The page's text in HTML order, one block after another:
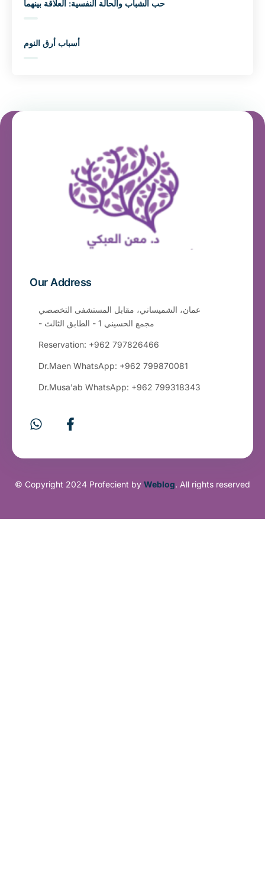
حب الشباب والحالة النفسية: العلاقة بينهما
أسباب أرق النوم
Our Address
عمان، الشميساني، مقابل المستشفى التخصصي
- مجمع الحسيني 1 - الطابق الثالث
Reservation: +962 797826466
Dr.Maen WhatsApp: +962 799870081
Dr.Musa'ab WhatsApp: +962 799318343
© Copyright 2024 Profecient by Weblog. All rights reserved